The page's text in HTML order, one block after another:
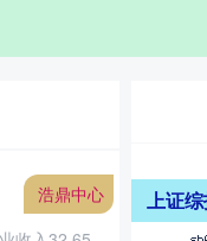
浩鼎中心 上证